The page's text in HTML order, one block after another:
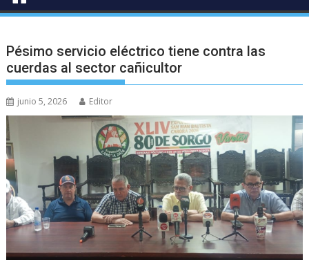
Pésimo servicio eléctrico tiene contra las
cuerdas al sector cañicultor
junio 5, 2026 Editor